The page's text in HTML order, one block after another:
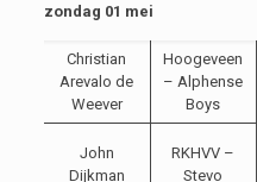
zondag 01 mei
Christian
Arevalo de
Weever
Hoogeveen
– Alphense
Boys
John
Dijkman
RKHVV –
Stevo